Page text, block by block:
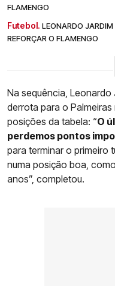
FLAMENGO
Futebol. LEONARDO
REFORÇAR O FLAMENGO
Na sequência,
derrota para o
posições da tabela: “O
perdemos pontos
para terminar o primeiro
numa posição boa,
anos”, completou.